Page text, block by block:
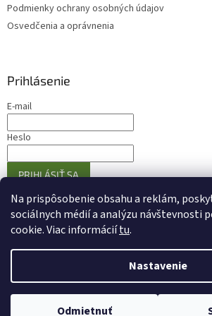
Na prispôsobenie obsahu a reklám,
sociálnych médií a analýzu návštevnosti
cookie. Viac informáciítu.
Nastavenie
Odmietnuť
Podmienky ochrany osobných údajov
Osvedčenia a oprávnenia
Prihlásenie
E-mail
Heslo
PRIHLÁSIŤ SA
Nová registrácia Zabudnuté heslo
Copyright 2026Eshop Olivovniky.sk.
Upraviť nastavenie